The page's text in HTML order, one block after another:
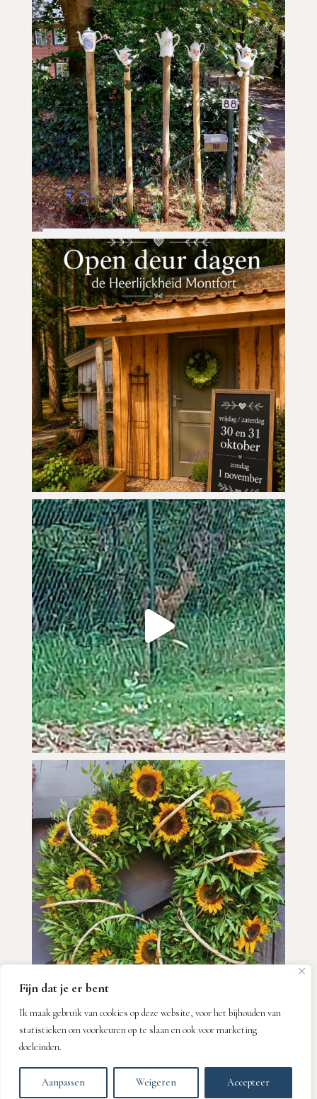
Fijn dat je er bent
Ik maak gebruik van cookies op deze website, voor het bijhouden van
statistieken om voorkeuren op te slaan en ook voor marketing
doeleinden.
Aanpassen Weigeren Accepteer
Volg mij op Instagram